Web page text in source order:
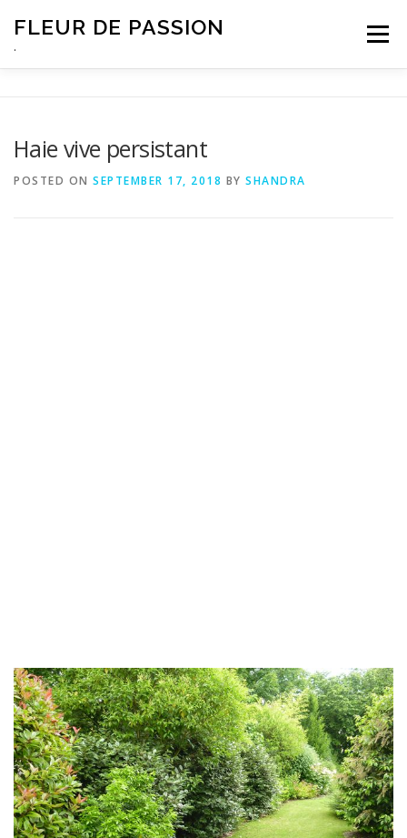
FLEUR DE PASSION
.
Menu
Haie vive persistant
POSTED ON SEPTEMBER 17, 2018 BY SHANDRA